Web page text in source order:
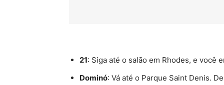
21: Siga até o salão em Rhodes, e você
Dominó: Vá até o Parque Saint Denis.